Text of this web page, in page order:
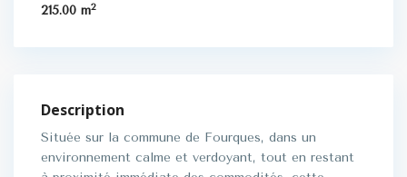
215.00 m2
Description
Située sur la commune de Fourques, dans un
environnement calme et verdoyant, tout en restant